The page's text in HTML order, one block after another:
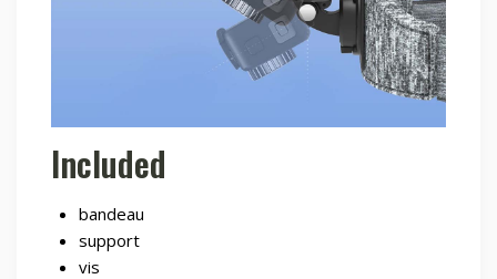
Included
bandeau
support
vis